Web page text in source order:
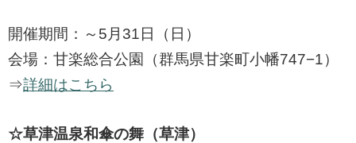
開催期間：～5月31日（日）
会場：甘楽総合公園（群馬県甘楽町小幡747−1）
⇒詳細はこちら
☆草津温泉和傘の舞（草津）